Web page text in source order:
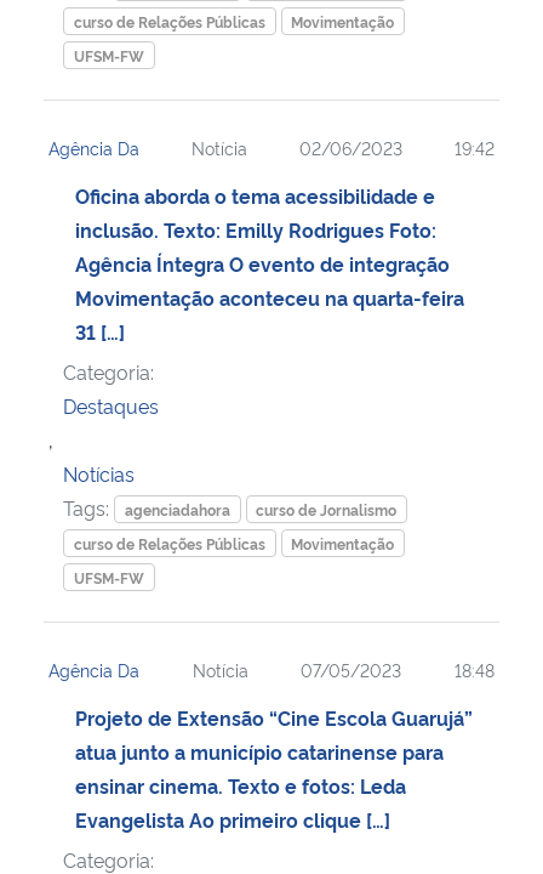
curso de Relações Públicas
Movimentação
UFSM-FW
Agência Da Notícia 02/06/2023 19:42
Oficina aborda o tema acessibilidade e
inclusão. Texto: Emilly Rodrigues Foto:
Agência Íntegra O evento de integração
Movimentação aconteceu na quarta-feira
31 […]
Categoria:
Destaques
,
Notícias
Tags:
agenciadahora
curso de Jornalismo
curso de Relações Públicas
Movimentação
UFSM-FW
Agência Da Notícia 07/05/2023 18:48
Projeto de Extensão “Cine Escola Guarujá”
atua junto a município catarinense para
ensinar cinema. Texto e fotos: Leda
Evangelista Ao primeiro clique […]
Categoria: